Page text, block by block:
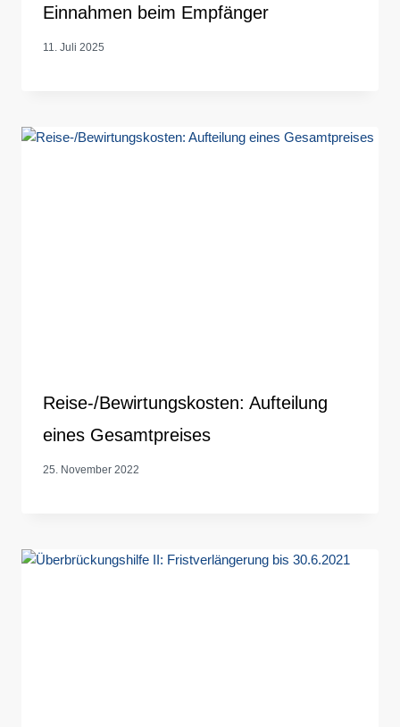
Einnahmen beim Empfänger
11. Juli 2025
Reise-/Bewirtungskosten: Aufteilung
eines Gesamtpreises
25. November 2022